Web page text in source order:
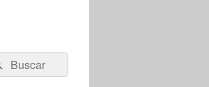
Buscar